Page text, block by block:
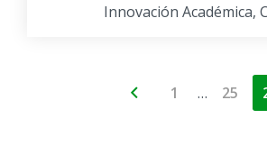
Innovación Académica,
1 … 25